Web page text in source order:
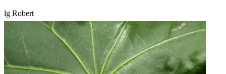
lg Robert